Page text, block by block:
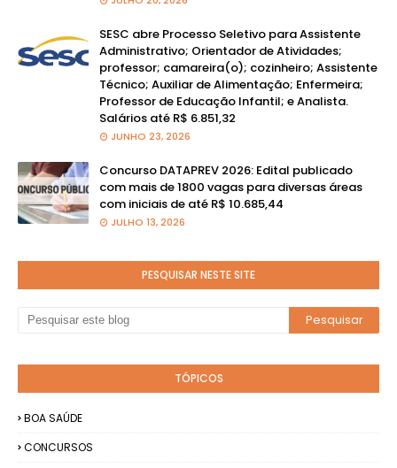
SESC abre Processo Seletivo para Assistente
Administrativo; Orientador de Atividades;
professor; camareira(o); cozinheiro; Assistente
Técnico; Auxiliar de Alimentação; Enfermeira;
Professor de Educação Infantil; e Analista.
Salários até R$ 6.851,32
JUNHO 23, 2026
Concurso DATAPREV 2026: Edital publicado
com mais de 1800 vagas para diversas áreas
com iniciais de até R$ 10.685,44
JULHO 13, 2026
PESQUISAR NESTE SITE
TÓPICOS
BOA SAÚDE
CONCURSOS